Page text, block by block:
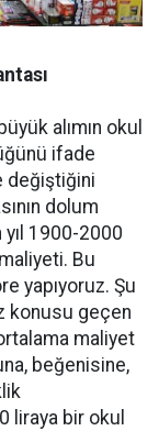
alımın okul
ifade
değiştiğini
dolum
1900-2000
Bu
yapıyoruz. Şu
konusu geçen
maliyet
beğenisine,
liraya bir okul